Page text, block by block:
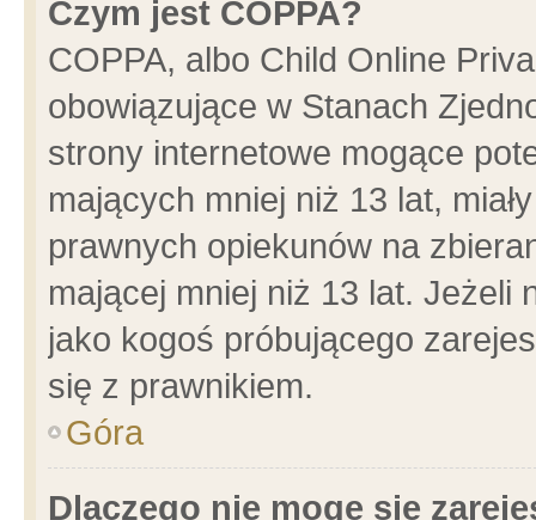
Czym jest COPPA?
COPPA, albo Child Online
obowiązujące w Stanach
strony internetowe mogące
mających mniej niż 13 lat,
prawnych opiekunów na
mającej mniej niż 13 lat. Jeżeli
jako kogoś próbującego
się z prawnikiem.
Góra
Dlaczego nie mogę się